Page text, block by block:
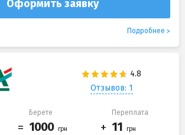
Оформить заявку
Подробнее
Отзывов: 1
Берете Переплата